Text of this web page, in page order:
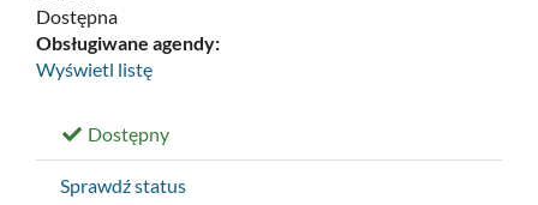
Dostępna
Obsługiwane agendy:
Wyświetl listę
Dostępny
Sprawdź status